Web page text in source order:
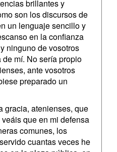
brillantes y
son los discursos de
un lenguaje sencillo y
en la confianza
ninguno de vosotros
mí. No sería propio
ante vosotros
preparado un
gracia, atenienses, que
que en mi defensa
comunes, los
cuantas veces he